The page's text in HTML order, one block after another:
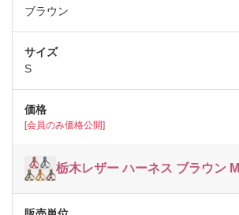
ブラウン
S
[会員のみ価格公開]
栃木レザー ハーネス ブラウン M